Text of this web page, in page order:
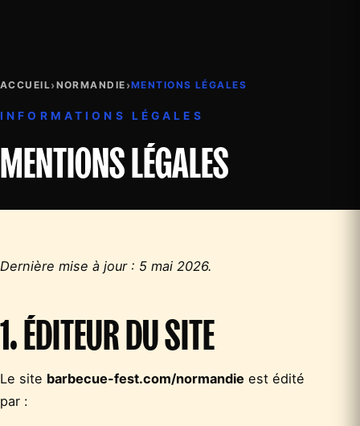
ACCUEIL› NORMANDIE ›MENTIONS LÉGALES
INFORMATIONS LÉGALES
MENTIONS LÉGALES
Dernière mise à jour : 5 mai 2026.
1. ÉDITEUR DU SITE
Le site barbecue-fest.com/normandie est édité
par :